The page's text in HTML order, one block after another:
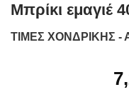
Μπρίκι εμαγιέ
ΤΙΜΕΣ ΧΟΝΔΡΙΚΗΣ